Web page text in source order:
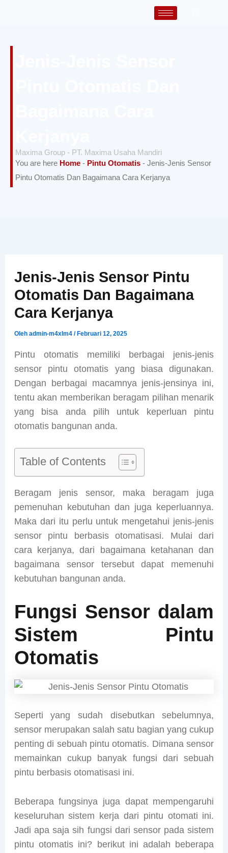
Maxima Group - PT. Maxima Usaha Mandiri
You are here Home - Pintu Otomatis - Jenis-Jenis Sensor
Pintu Otomatis Dan Bagaimana Cara Kerjanya
Jenis-Jenis Sensor Pintu
Otomatis Dan Bagaimana
Cara Kerjanya
Oleh admin-m4xIm4 / Februari 12, 2025
Pintu otomatis memiliki berbagai jenis-jenis
sensor pintu otomatis yang biasa digunakan.
Dengan berbagai macamnya jenis-jensinya ini,
tentu akan memberikan beragam pilihan menarik
yang bisa anda pilih untuk keperluan pintu
otomatis bangunan anda.
Table of Contents
Beragam jenis sensor, maka beragam juga
pemenuhan kebutuhan dan juga keperluannya.
Maka dari itu perlu untuk mengetahui jenis-jenis
sensor pintu berbasis otomatisasi. Mulai dari
cara kerjanya, dari bagaimana ketahanan dan
bagaimana sensor tersebut dapat memenuhi
kebutuhan bangunan anda.
Fungsi Sensor dalam
Sistem Pintu
Otomatis
Seperti yang sudah disebutkan sebelumnya,
sensor merupakan salah satu bagian yang cukup
penting di sebuah pintu otomatis. Dimana sensor
memainkan cukup banyak fungsi dari sebuah
pintu berbasis otomatisasi ini.
Beberapa fungsinya juga dapat mempengaruhi
keseluruhan sistem kerja dari pintu otomati ini.
Jadi apa saja sih fungsi dari sensor pada sistem
pintu otomatis ini? berikut ini adalah beberapa